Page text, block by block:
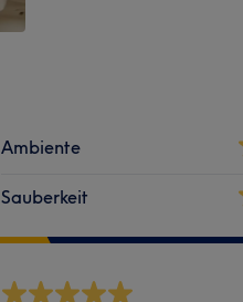
Ambiente
Sauberkeit